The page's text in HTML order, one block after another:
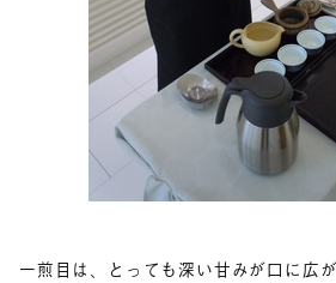
一煎目は、とっても深い甘みが口に広